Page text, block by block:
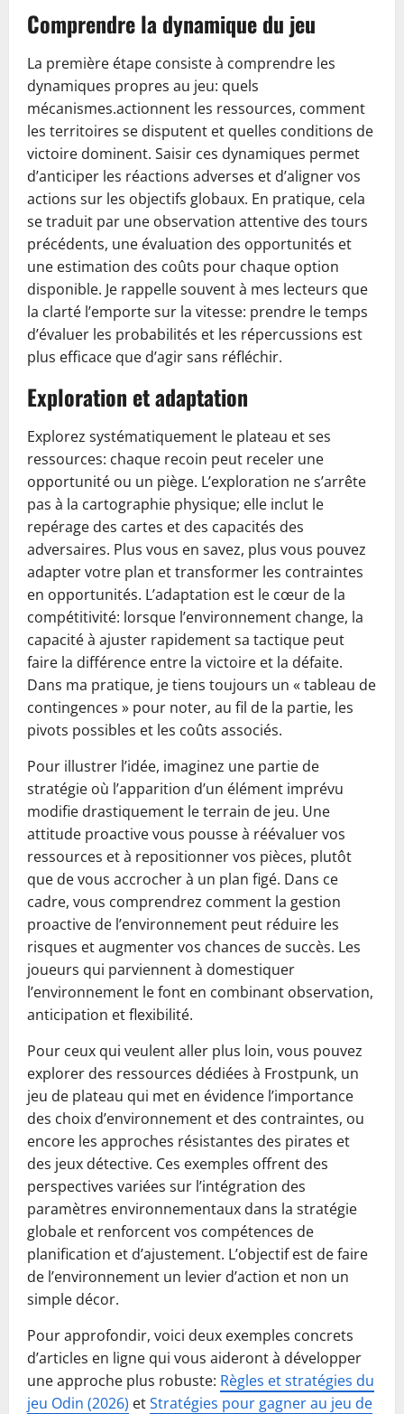
Comprendre la dynamique du jeu
La première étape consiste à comprendre les
dynamiques propres au jeu: quels
mécanismes.actionnent les ressources, comment
les territoires se disputent et quelles conditions de
victoire dominent. Saisir ces dynamiques permet
d’anticiper les réactions adverses et d’aligner vos
actions sur les objectifs globaux. En pratique, cela
se traduit par une observation attentive des tours
précédents, une évaluation des opportunités et
une estimation des coûts pour chaque option
disponible. Je rappelle souvent à mes lecteurs que
la clarté l’emporte sur la vitesse: prendre le temps
d’évaluer les probabilités et les répercussions est
plus efficace que d’agir sans réfléchir.
Exploration et adaptation
Explorez systématiquement le plateau et ses
ressources: chaque recoin peut receler une
opportunité ou un piège. L’exploration ne s’arrête
pas à la cartographie physique; elle inclut le
repérage des cartes et des capacités des
adversaires. Plus vous en savez, plus vous pouvez
adapter votre plan et transformer les contraintes
en opportunités. L’adaptation est le cœur de la
compétitivité: lorsque l’environnement change, la
capacité à ajuster rapidement sa tactique peut
faire la différence entre la victoire et la défaite.
Dans ma pratique, je tiens toujours un « tableau de
contingences » pour noter, au fil de la partie, les
pivots possibles et les coûts associés.
Pour illustrer l’idée, imaginez une partie de
stratégie où l’apparition d’un élément imprévu
modifie drastiquement le terrain de jeu. Une
attitude proactive vous pousse à réévaluer vos
ressources et à repositionner vos pièces, plutôt
que de vous accrocher à un plan figé. Dans ce
cadre, vous comprendrez comment la gestion
proactive de l’environnement peut réduire les
risques et augmenter vos chances de succès. Les
joueurs qui parviennent à domestiquer
l’environnement le font en combinant observation,
anticipation et flexibilité.
Pour ceux qui veulent aller plus loin, vous pouvez
explorer des ressources dédiées à Frostpunk, un
jeu de plateau qui met en évidence l’importance
des choix d’environnement et des contraintes, ou
encore les approches résistantes des pirates et
des jeux détective. Ces exemples offrent des
perspectives variées sur l’intégration des
paramètres environnementaux dans la stratégie
globale et renforcent vos compétences de
planification et d’ajustement. L’objectif est de faire
de l’environnement un levier d’action et non un
simple décor.
Pour approfondir, voici deux exemples concrets
d’articles en ligne qui vous aideront à développer
une approche plus robuste: Règles et stratégies du
jeu Odin (2026) etStratégies pour gagner au jeu de